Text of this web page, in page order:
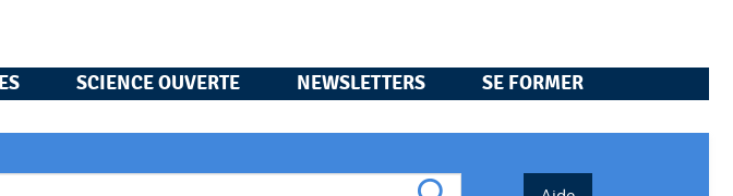
SCIENCE OUVERTE NEWSLETTERS SE FORMER